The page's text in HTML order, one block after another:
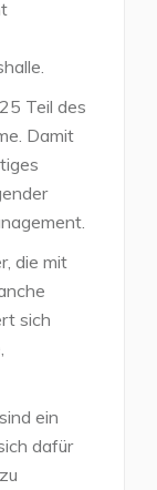
Teil des
Damit
die mit
sich
ein
dafür